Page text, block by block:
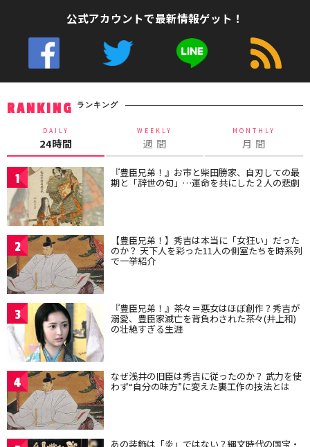
公式アカウントで最新情報ゲット！
RANKING ランキング
DAILY
24時間
WEEKLY
週 間
MONTHLY
月 間
1 『豊臣兄弟！』お市と柴田勝家、自刃しての最
期と「辞世の句」…運命を共にした２人の悲劇
2 【豊臣兄弟！】秀吉は本当に「女狂い」だった
のか？ 天下人を彩った11人の側室たちを時系列
で一挙紹介
3 『豊臣兄弟！』茶々＝悪女はほぼ創作？秀吉が
溺愛、豊臣家滅亡を背負わされた茶々(井上和)
の壮絶すぎる生涯
4 なぜ浅井の旧臣は秀吉に従ったのか？ 武力を使
わず“自分の味方”に変えた裏工作の技法とは
あの装飾は「炎」ではない？縄文時代の国宝・